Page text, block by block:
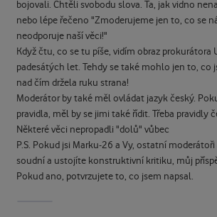
bojovali. Chtěli svobodu slova. Ta, jak vidno
nebo lépe řečeno "Zmoderujeme jen to, co se
neodporuje naší věci!"
Když čtu, co se tu píše, vidím obraz prokurátora
padesátých let. Tehdy se také mohlo jen to, co
nad čím držela ruku strana!
Moderátor by také měl ovládat jazyk český.
pravidla, měl by se jimi také řídit. Třeba pravidly
Některé věci nepropadli "dolů" vůbec
P.S. Pokud jsi Marku-26 a Vy, ostatní
soudní a ustojíte konstruktivní kritiku, můj
Pokud ano, potvrzujete to, co jsem napsal.